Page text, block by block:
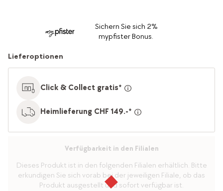
Sichern Sie sich 2%
mypfister Bonus.
Lieferoptionen
Click & Collect gratis*
Heimlieferung CHF 149.-*
Verfügbarkeit in den Filialen
Dieses Produkt ist in den folgenden Filialen erhältlich. Bitte
erkundigen Sie sich vorab bei der jeweiligen Filiale, ob das
Produkt ausgestellt und sofort verfügbar ist.